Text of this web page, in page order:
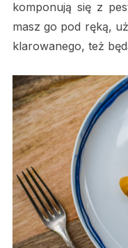
komponują się z
masz go pod ręką,
klarowanego, też